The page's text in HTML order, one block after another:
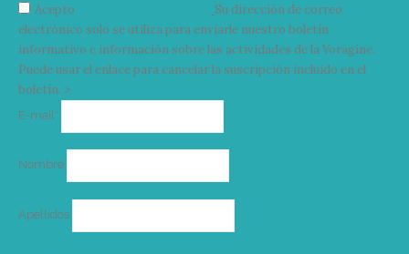
Acepto
Su dirección de correo
electrónico solo se utiliza para enviarle nuestro boletín
informativo e información sobre las actividades de la Vorágine.
Puede usar el enlace para cancelar la suscripción incluido en el
boletín. >
E-mail*
Nombre
Apellidos